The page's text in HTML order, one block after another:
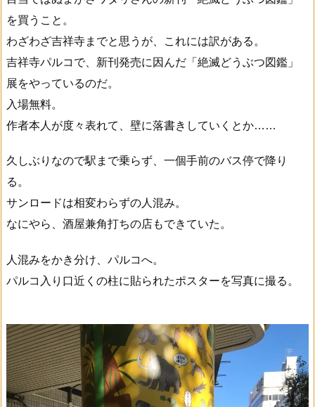
を買うこと。
わざわざ吉祥寺までと思うが、これには訳がある。
吉祥寺パルコで、新刊発売に因んだ「絶滅どうぶつ図鑑」
展をやっているのだ。
入場無料。
作者本人が度々表れて、壁に落書きしていくとか……
久しぶりなので駅まで乗らず、一個手前のバス停で降り
る。
サンロードは相変わらずの人混み。
なにやら、酒屋兼角打ちの店もできていた。
人混みをかき分け、パルコへ。
パルコ入り口近くの柱に貼られたポスターを写真に撮る。